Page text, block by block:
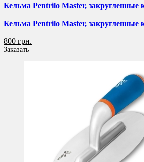
Кельма Pentrilo Master, закругленные
Кельма Pentrilo Master, закругленные
800 грн.
Заказать